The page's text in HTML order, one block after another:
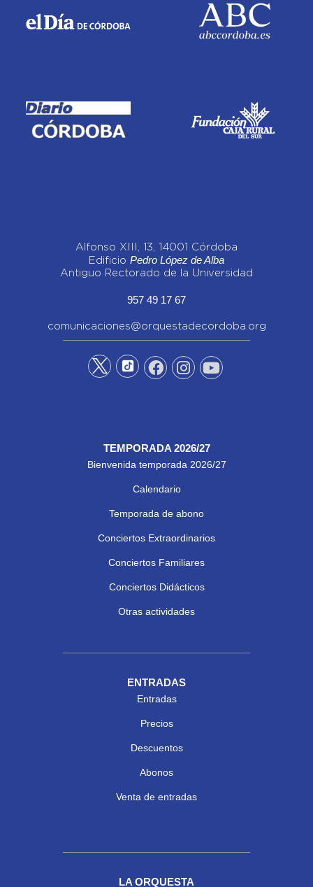
Alfonso XIII, 13, 14001 Córdoba
Edificio Pedro López de Alba
Antiguo Rectorado de la Universidad
957 49 17 67
comunicaciones@orquestadecordoba.org
TEMPORADA 2026/27
Bienvenida temporada 2026/27
Calendario
Temporada de abono
Conciertos Extraordinarios
Conciertos Familiares
Conciertos Didácticos
Otras actividades
ENTRADAS
Entradas
Precios
Descuentos
Abonos
Venta de entradas
LA ORQUESTA